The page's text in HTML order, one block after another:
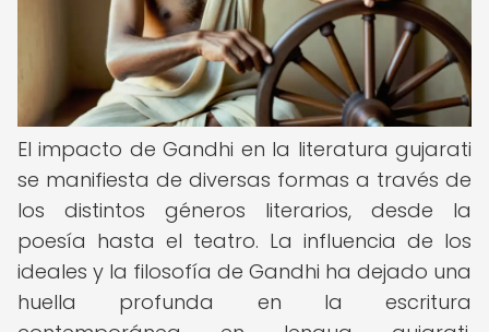
El impacto de Gandhi en la literatura gujarati
se manifiesta de diversas formas a través de
los distintos géneros literarios, desde la
poesía hasta el teatro. La influencia de los
ideales y la filosofía de Gandhi ha dejado una
huella profunda en la escritura